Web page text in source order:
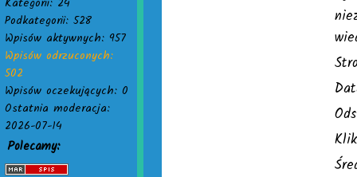
Podkategorii: 528
Wpisów aktywnych: 957
Wpisów odrzuconych:
502
Wpisów oczekujących: 0
Ostatnia moderacja:
2026-07-14
Polecamy: